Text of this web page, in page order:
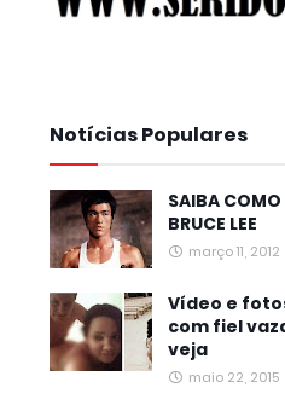
Notícias Populares
SAIBA COMO
BRUCE LEE
março 11, 2012
Vídeo e
com fiel
veja
maio 22, 2015